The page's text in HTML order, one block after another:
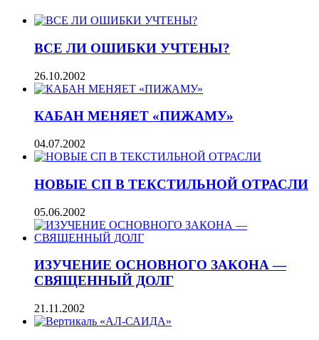
ВСЕ ЛИ ОШИБКИ УЧТЕНЫ?
26.10.2002
КАБАН МЕНЯЕТ «ПИЖАМУ»
04.07.2002
НОВЫЕ СП В ТЕКСТИЛЬНОЙ ОТРАСЛИ
05.06.2002
ИЗУЧЕНИЕ ОСНОВНОГО ЗАКОНА —
СВЯЩЕННЫЙ ДОЛГ
21.11.2002